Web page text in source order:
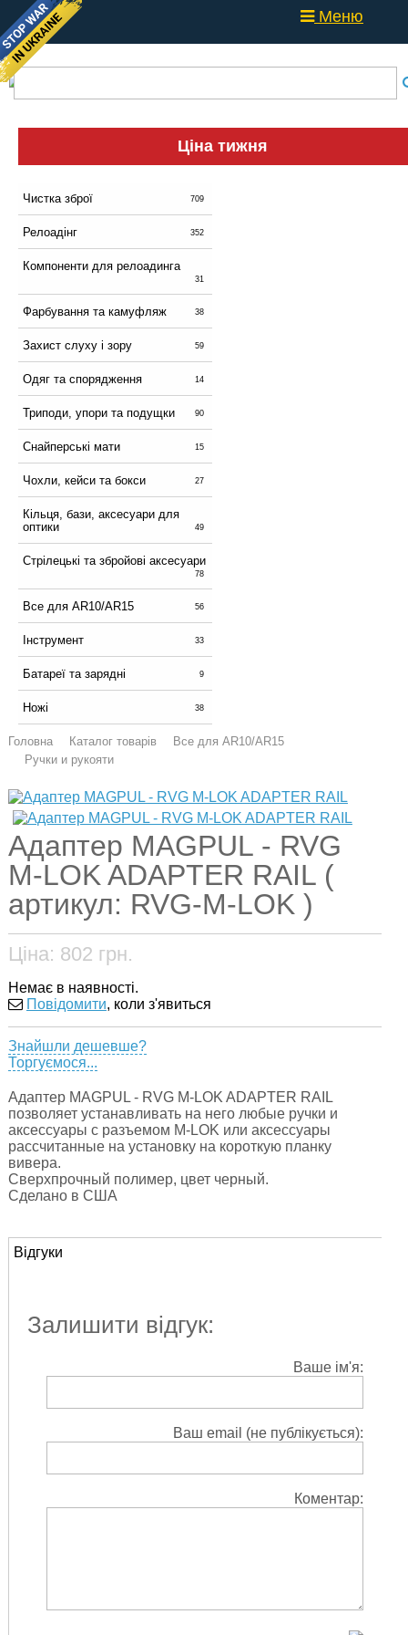
Меню
Ціна тижня
Чистка зброї 709
Релоадінг 352
Компоненти для релоадинга
31
Фарбування та камуфляж 38
Захист слуху і зору 59
Одяг та спорядження 14
Триподи, упори та подущки 90
Снайперські мати 15
Чохли, кейси та бокси 27
Кільця, бази, аксесуари для
оптики
49
Стрілецькі та збройові аксесуари
78
Все для AR10/AR15 56
Інструмент 33
Батареї та зарядні 9
Ножі 38
Головна Каталог товарів
Все для AR10/AR15
Ручки и рукояти
Адаптер MAGPUL - RVG
M-LOK ADAPTER RAIL (
артикул: RVG-M-LOK )
Ціна: 802 грн.
Немає в наявності.
Повідомити, коли з'явиться
Знайшли дешевше?
Торгуємося...
Адаптер MAGPUL - RVG M-LOK ADAPTER RAIL
позволяет устанавливать на него любые ручки и
аксессуары с разъемом M-LOK или аксессуары
рассчитанные на установку на короткую планку
вивера.
Сверхпрочный полимер, цвет черный.
Сделано в США
Відгуки
Залишити відгук:
Ваше ім'я:
Ваш email (не публікується):
Коментар: